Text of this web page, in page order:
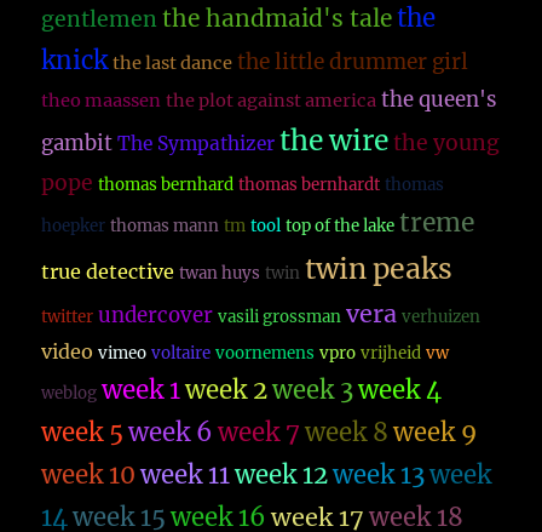
gentlemen the handmaid's talethe
knick the last dance the little drummer girl
theo maassen the plot against america the queen's
gambit The Sympathizer the wire the young
pope thomas bernhard thomas bernhardt thomas
hoepker thomas mann tm tool top of the lake treme
true detective twan huys twin twin peaks
twitter undercover vasili grossman vera verhuizen
video vimeo voltaire voornemens vpro vrijheid vw
weblog week 1week 2week 3week 4
week 5 week 6 week 7 week 8 week 9
week 10 week 11week 12week 13week
14week 15 week 16 week 17 week 18